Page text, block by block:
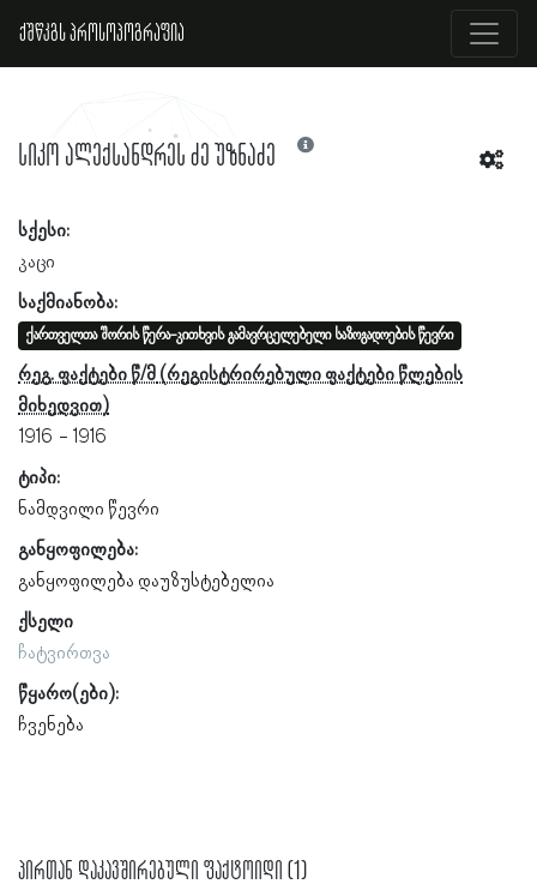
ქშწკგს პროსოპოგრაფია
სიკო ალექსანდრეს ძე უზნაძე
სქესი:
კაცი
საქმიანობა:
ქართველთა შორის წერა-კითხვის გამავრცელებელი საზოგადოების წევრი
რეგ. ფაქტები წ/მ
1916
1916
ტიპი:
ნამდვილი წევრი
განყოფილება:
განყოფილება დაუზუსტებელია
ქსელი
ჩატვირთვა
წყარო(ები):
ჩვენება
პირთან დაკავშირებული ფაქტოიდი (1)